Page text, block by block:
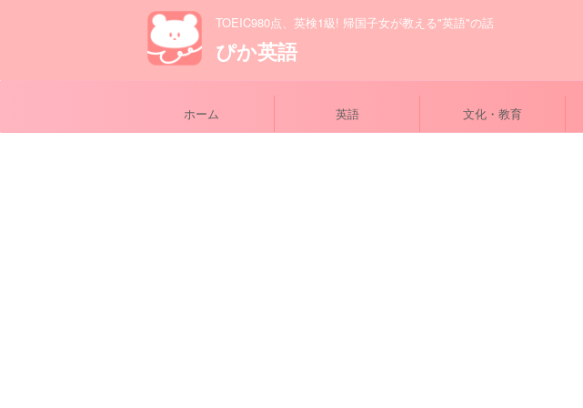
TOEIC980点、英検1級! 帰国子女が教える"英語"の話
ぴか英語
ホーム 英語 文化・教育